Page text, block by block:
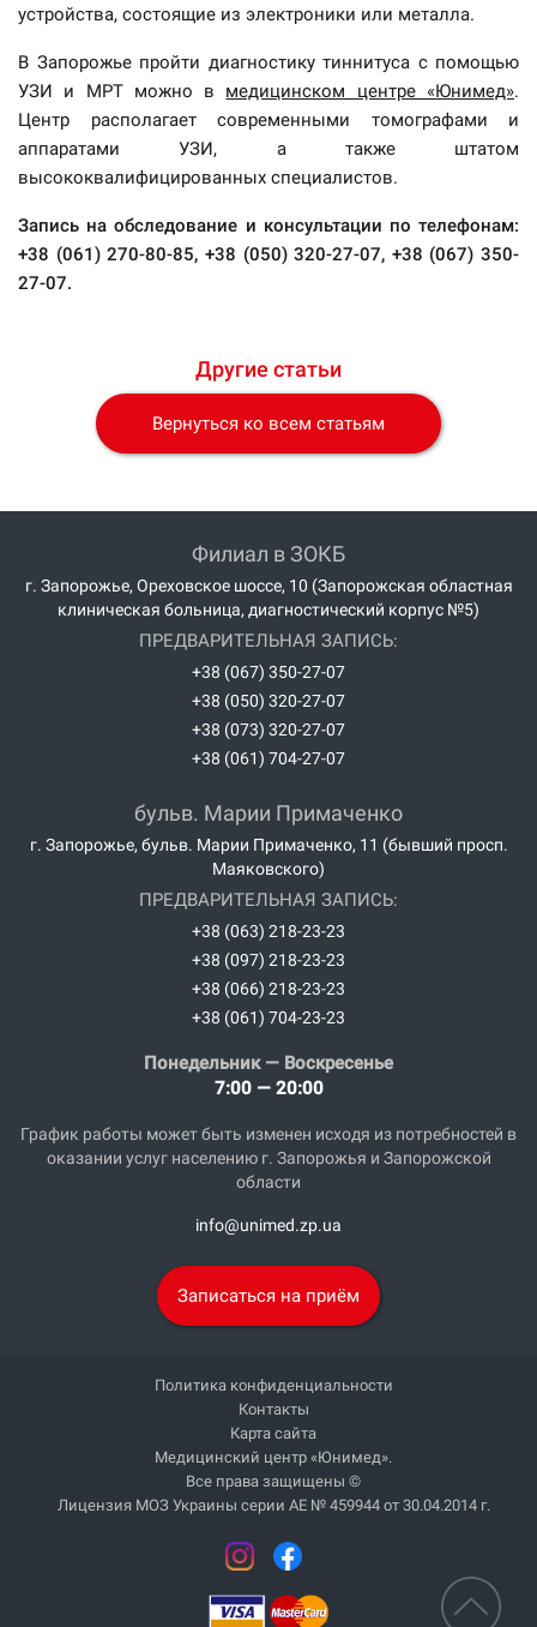
устройства, состоящие из электроники или металла.
В Запорожье пройти диагностику тиннитуса с помощью
УЗИ и МРТ можно в медицинском центре «Юнимед».
Центр располагает современными томографами и
аппаратами УЗИ, а также штатом
высококвалифицированных специалистов.
Запись на обследование и консультации по телефонам:
+38 (061) 270-80-85, +38 (050) 320-27-07, +38 (067) 350-
27-07.
Другие статьи
Вернуться ко всем статьям
Понедельник — Воскресенье
7:00 — 20:00
График работы может быть изменен исходя из потребностей в
оказании услуг населению г. Запорожья и Запорожской
области
info@unimed.zp.ua
Записаться на приём
Филиал в ЗОКБ
г. Запорожье, Ореховское шоссе, 10 (Запорожская областная
клиническая больница, диагностический корпус №5)
ПРЕДВАРИТЕЛЬНАЯ ЗАПИСЬ:
+38 (067) 350-27-07
+38 (050) 320-27-07
+38 (073) 320-27-07
+38 (061) 704-27-07
бульв. Марии Примаченко
г. Запорожье, бульв. Марии Примаченко, 11 (бывший просп.
Маяковского)
ПРЕДВАРИТЕЛЬНАЯ ЗАПИСЬ:
+38 (063) 218-23-23
+38 (097) 218-23-23
+38 (066) 218-23-23
+38 (061) 704-23-23
Политика конфиденциальности
Контакты
Карта сайта
Медицинский центр «Юнимед».
Все права защищены ©
Лицензия МОЗ Украины серии АЕ № 459944 от 30.04.2014 г.